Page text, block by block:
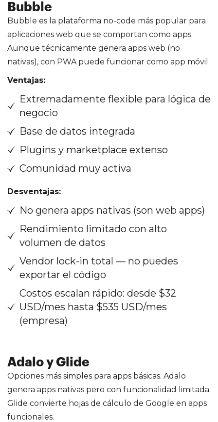
Bubble
Bubble es la plataforma no-code más popular para
aplicaciones web que se comportan como apps.
Aunque técnicamente genera apps web (no
nativas), con PWA puede funcionar como app móvil.
Ventajas:
Extremadamente flexible para lógica de
negocio
Base de datos integrada
Plugins y marketplace extenso
Comunidad muy activa
Desventajas:
No genera apps nativas (son web apps)
Rendimiento limitado con alto
volumen de datos
Vendor lock-in total — no puedes
exportar el código
Costos escalan rápido: desde $32
USD/mes hasta $535 USD/mes
(empresa)
Adalo y Glide
Opciones más simples para apps básicas. Adalo
genera apps nativas pero con funcionalidad limitada.
Glide convierte hojas de cálculo de Google en apps
funcionales.